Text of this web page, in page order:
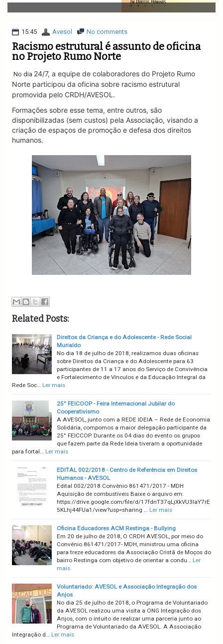
v
i
a
o
15:45 Avesol No comments
Racismo estrutural é assunto de oficina
no Projeto Rumo Norte
No dia 24/7, a equipe de colaboradores do Projeto Rumo
Norte participou da oficina sobre racismo estrutural
promovida pelo CRDH/AVESOL.
Formações sobre esse tema, entre outros, são
disponibilizadas (sem custos) pela Associação, visando a
criação de espaços de promoção e defesa dos direitos
humanos.
Related Posts:
Direitos da Criança e do Adolescente - Rede Social
Murialdo
No dia 18 de julho de 2018, realizamos duas oficinas
sobre Direitos da Criança e do Adolescente para 63
participantes de 11 a 17 anos do Serviço de Convivência
e Fortalecimento de Vínculos e da Educação Integral da
Rede Soc… Ler mais
25° FEICOOP - Feira Internacional Jubilar do
Cooperativismo
A AVESOL, junto com a REDE IDEIA – Rede de Economia
Solidária, compomos a maior delegação participante da
25° FEICCOP. Durante os 04 dias do evento os grupos
que fazem parte da Rede Ideia tiveram a oportunidade
para fortal… Ler mais
EDITAL 002/2018 - Centro de Referência em Direitos
Humanos - AVESOL
Edital 002/2018 Convênio 861471/2017 - MDH
Aquisição de combustíveis Baixe o arquivo em:
https://drive.google.com/file/d/17fdnT37qLjXkVU3laY7rE
5KLhj44FUa1/view?usp=sharing … Ler mais
Oficina Educadores ACM Restinga - Bullying
Em 20 de julho de 2018, O CRDH AVESOL, por meio do
Convênio 861471/2017- MDH, ministrou uma oficina
para treze educadores da Associação Cristã de Moços do
bairro Restinga com objetivo de orientar a condu… Ler
mais
Voluntariado: AVESOL e Associação Integração dos
Anjos
No dia 25 de julho de 2018, o Programa de Voluntariado
da AVESOL realizou uma visita a ONG Integração dos
Anjos, com o intuito de realizar uma parceria junto ao
Programa de Voluntariado da AVESOL. A Associação
Integração d… Ler mais